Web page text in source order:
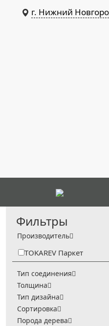
г. Нижний
Фильтры
Производитель
TOKAREV Паркет
Тип соединения
Толщина
Тип дизайна
Сортировка
Порода дерева